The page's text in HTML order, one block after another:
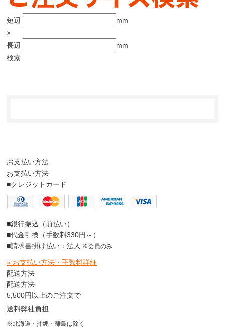
短辺
mm
×
長辺
mm
検索
お支払い方法
お支払い方法
■クレジットカード
■銀行振込（前払い）
■代金引換（手数料330円～）
■請求書掛け払い：法人 ※会員のみ
» お支払い方法・手数料詳細
配送方法
配送方法
5,500円以上のご注文で
送料弊社負担
※北海道・沖縄・離島は除く